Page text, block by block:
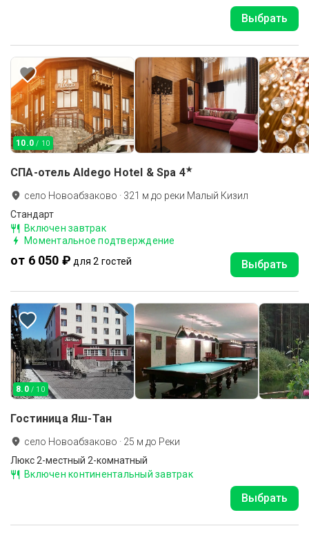
Выбрать
10.0 / 10
СПА-отель Aldego Hotel & Spa 4★
село Новоабзаково · 321 м до реки Малый Кизил
Стандарт
Включен завтрак
Моментальное подтверждение
от 6 050 ₽ для 2 гостей Выбрать
8.0 / 10
Гостиница Яш-Тан
село Новоабзаково · 25 м до Реки
Люкс 2-местный 2-комнатный
Включен континентальный завтрак
Выбрать